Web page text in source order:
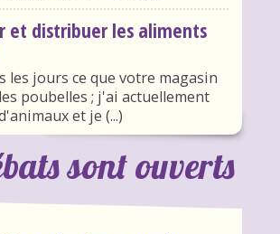
et distribuer les aliments
les jours ce que votre magasin
poubelles ; j'ai actuellement
et je (...)
sont ouverts